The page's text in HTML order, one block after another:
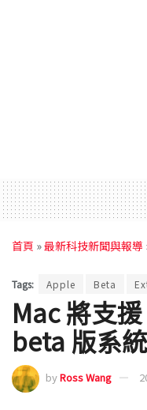
首頁 »最新科技新聞與報導
Tags: Apple Beta
Mac 將支
beta 版系
byRoss Wang